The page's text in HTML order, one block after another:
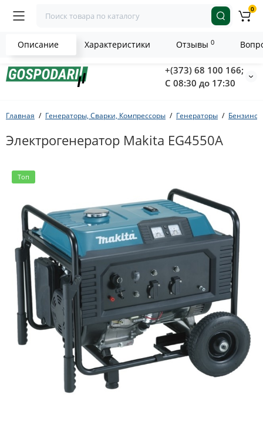
+(373) 68 100 166;
С 08:30 до 17:30
0
Главная Генераторы, Сварки, Компрессоры Генераторы
Электрогенератор Makita EG4550A
Топ
Описание Характеристики Отзывы 0